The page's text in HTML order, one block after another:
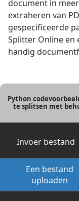
document in
extraheren van
gespecificeerde
Splitter Online en
handig
Python
te splitsen met
Invoer bestand
Een bestand
uploaden